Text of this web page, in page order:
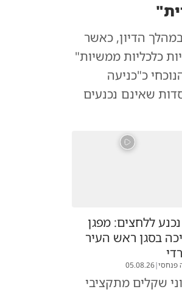
הדיון, כאשר
כלכליות ממשיות"
כ"כניעה
שאינם נכנעים
ללחצים: מפגן
בסגן ראש העיר
פנחסי|
05.08.26
שקלים מתקציבי